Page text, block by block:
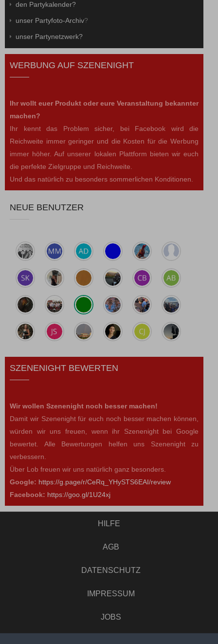
den Partykalender?
unser Partyfoto-Archiv?
unser Partynetzwerk?
WERBUNG AUF SZENENIGHT
Ihr wollt euer Produkt oder eure Veranstaltung bekannter
machen?
Ihr kennt das Problem sicher, bei Facebook wird die
Reichweite immer geringer und die Kosten für die Werbung
immer höher. Auf unserer lokalen Plattform bieten wir euch
die perfekte Zielgruppe und Reichweite.
Und das natürlich zu besonders sommerlichen Konditionen.
NEUE BENUTZER
SZENENIGHT BEWERTEN
Wir wollen Szenenight noch besser machen!
Damit wir Szenenight für euch noch besser machen können,
würden wir uns freuen, wenn ihr Szenenight bei Google
bewertet. Alle Bewertungen helfen uns Szenenight zu
verbessern.
Über Lob freuen wir uns natürlich ganz besonders.
Google: https://g.page/r/CeRq_YHySTS6EAI/review
Facebook: https://goo.gl/1U24xj
HILFE
AGB
DATENSCHUTZ
IMPRESSUM
JOBS